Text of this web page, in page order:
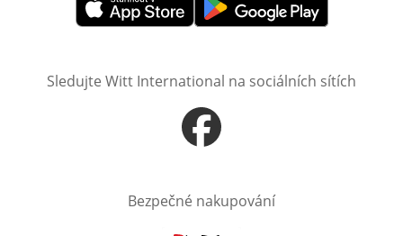
Otevře v novém okněOtevře v novém okně
Sledujte Witt International na sociálních sítích
Otevře v novém okně
Bezpečné nakupování